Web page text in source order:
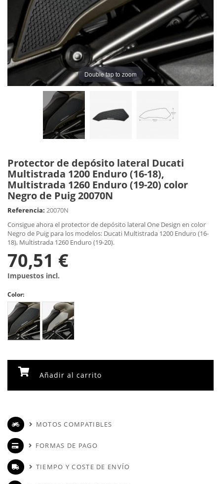
Double tap to zoom
Protector de depósito lateral Ducati
Multistrada 1200 Enduro (16-18),
Multistrada 1260 Enduro (19-20) color
Negro de Puig 20070N
Referencia: 20070N
Consigue ahora el protector de depósito lateral One Design en color
Negro de Puig para los modelos: Ducati Multistrada 1200 Enduro (16-
18), Multistrada 1260 Enduro (19-20).
70,51 €
Impuestos incl.
Color:
Añadir al carrito
MOTOS COMPATIBLES
FORMAS DE PAGO
TIEMPO Y COSTE DE ENVÍO